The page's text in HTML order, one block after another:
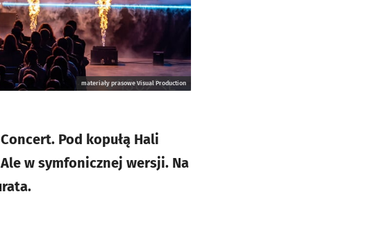
materiały prasowe Visual Production
Pod kopułą Hali
w symfonicznej wersji. Na